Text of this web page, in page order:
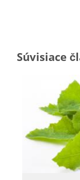
Súvisiace